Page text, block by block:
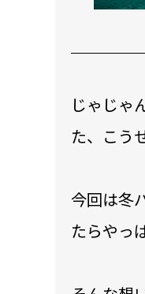
じゃじゃ
た、こう
今回は冬
たらやっ